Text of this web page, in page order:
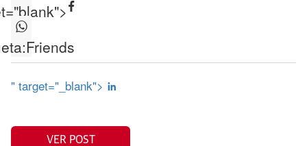
Friends
" target="_blank">
VER POST